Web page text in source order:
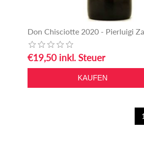
Don Chisciotte 2020 - Pierluigi
€19,50 inkl. Steuer
1